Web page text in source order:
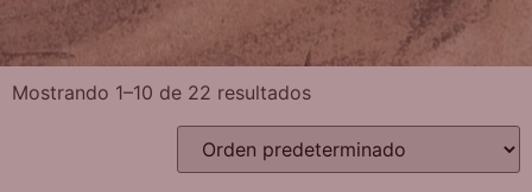
Mostrando 1–10 de 22 resultados